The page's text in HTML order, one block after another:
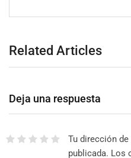
Related Articles
Deja una respuesta
Tu dirección
publicada. Los